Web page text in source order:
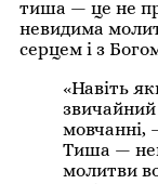
тиша — це не
невидима
серцем і з
«Навіть
мовчанні,
Тиша —
молитви